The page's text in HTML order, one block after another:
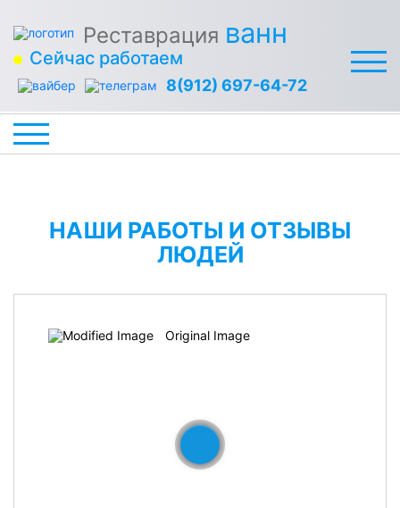
Реставрация ванн
Сейчас работаем
8(912) 697-64-72
НАШИ РАБОТЫ И ОТЗЫВЫ
ЛЮДЕЙ